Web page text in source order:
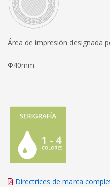
Área de impresión designada
Φ40mm
Directrices de marca